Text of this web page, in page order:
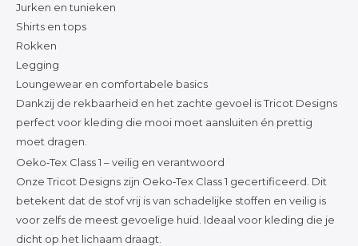
Jurken en tunieken
Shirts en tops
Rokken
Legging
Loungewear en comfortabele basics
Dankzij de rekbaarheid en het zachte gevoel is Tricot Designs
perfect voor kleding die mooi moet aansluiten én prettig
moet dragen.
Oeko‑Tex Class 1 – veilig en verantwoord
Onze Tricot Designs zijn Oeko‑Tex Class 1 gecertificeerd. Dit
betekent dat de stof vrij is van schadelijke stoffen en veilig is
voor zelfs de meest gevoelige huid. Ideaal voor kleding die je
dicht op het lichaam draagt.